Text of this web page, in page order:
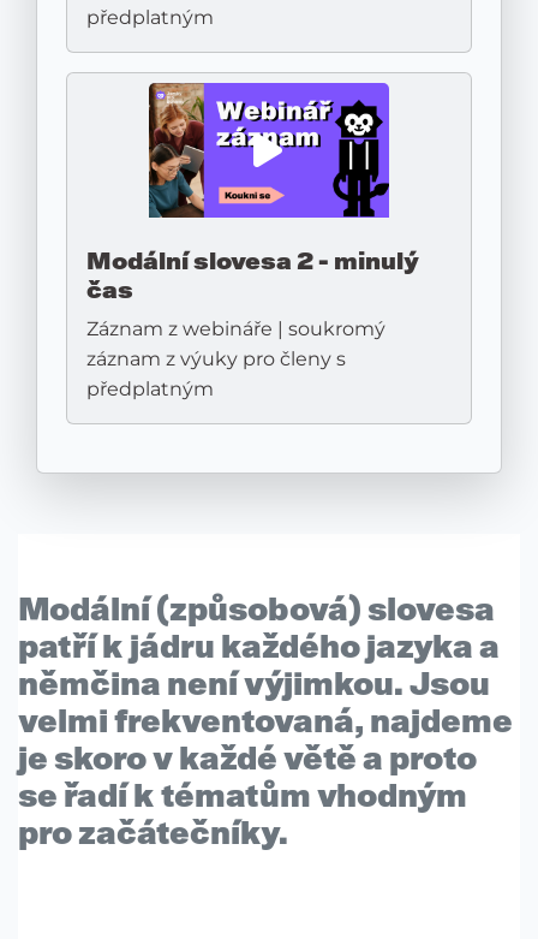
předplatným
Modální slovesa 2 - minulý
čas
Záznam z webináře | soukromý
záznam z výuky pro členy s
předplatným
Modální (způsobová) slovesa
patří k jádru každého jazyka a
němčina není výjimkou. Jsou
velmi frekventovaná, najdeme
je skoro v každé větě a proto
se řadí k tématům vhodným
pro začátečníky.